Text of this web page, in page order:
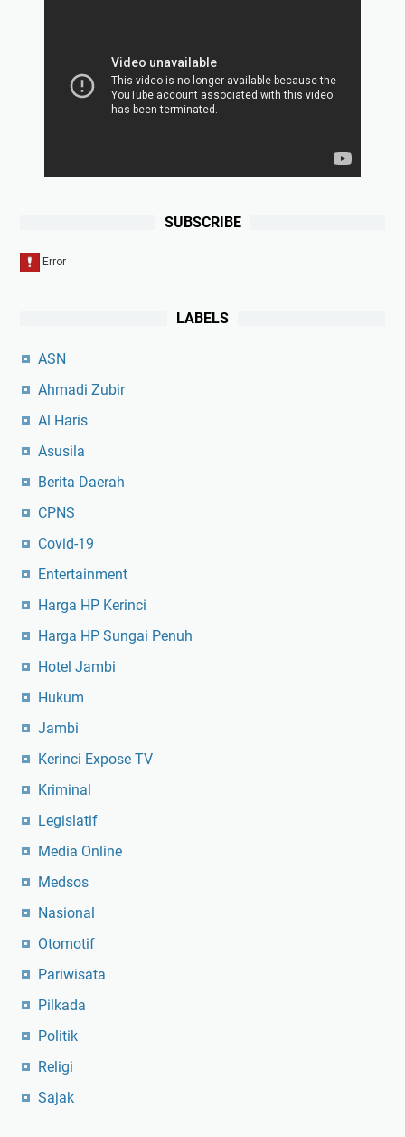
SUBSCRIBE
LABELS
ASN
Ahmadi Zubir
Al Haris
Asusila
Berita Daerah
CPNS
Covid-19
Entertainment
Harga HP Kerinci
Harga HP Sungai Penuh
Hotel Jambi
Hukum
Jambi
Kerinci Expose TV
Kriminal
Legislatif
Media Online
Medsos
Nasional
Otomotif
Pariwisata
Pilkada
Politik
Religi
Sajak